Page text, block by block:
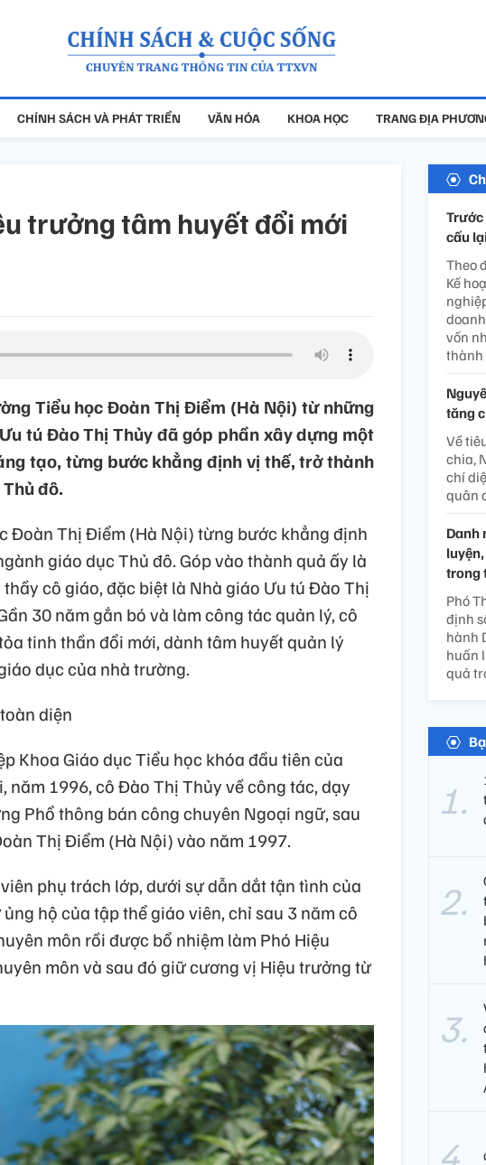
CHÍNH SÁCH VÀ PHÁT TRIỂN VĂN HÓA KHOA HỌC TRANG ĐỊA
trưởng tâm huyết đổi mới
Tiểu học Đoàn Thị Điểm (Hà Nội) từ những
tú Đào Thị Thủy đã góp phần xây dựng một
tạo, từng bước khẳng định vị thế, trở thành
đô.
Đoàn Thị Điểm (Hà Nội) từng bước khẳng định
giáo dục Thủ đô. Góp vào thành quả ấy là
cô giáo, đặc biệt là Nhà giáo Ưu tú Đào Thị
30 năm gắn bó và làm công tác quản lý, cô
tinh thần đổi mới, dành tâm huyết quản lý
dục của nhà trường.
diện
Khoa Giáo dục Tiểu học khóa đầu tiên của
năm 1996, cô Đào Thị Thủy về công tác, dạy
Phổ thông bán công chuyên Ngoại ngữ, sau
Thị Điểm (Hà Nội) vào năm 1997.
phụ trách lớp, dưới sự dẫn dắt tận tình của
hộ của tập thể giáo viên, chỉ sau 3 năm cô
môn rồi được bổ nhiệm làm Phó Hiệu
môn và sau đó giữ cương vị Hiệu trưởng từ
cấu
Theo
Kế
vốn
tăng
Về
chia,
chí
quân
Danh
trong
Phó
định
hành
huấn
quả